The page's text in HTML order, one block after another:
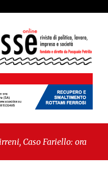
Fariello: ora torniamo